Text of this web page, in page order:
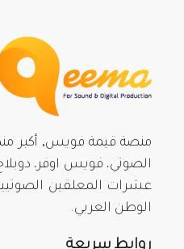
منصة قيمة فويس, أكبر
الصوتي، فويس اوفر،
عشرات المعلقين
الوطن العربي.
روابط سريعة